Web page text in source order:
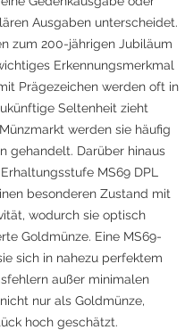
Ausgaben unterscheidet.
zum 200-jährigen Jubiläum
Erkennungsmerkmal
Prägezeichen werden oft in
Seltenheit zieht
werden sie häufig
gehandelt. Darüber hinaus
MS69 DPL
besonderen Zustand mit
wodurch sie optisch
Goldmünze. Eine MS69-
sich in nahezu perfektem
außer minimalen
nur als Goldmünze,
hoch geschätzt.